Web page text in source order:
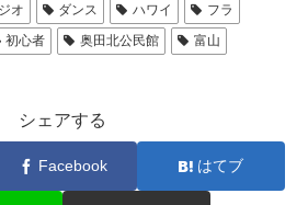
オ ダンス ハワイ
フラ
初心者 奥田北公民館
富山
シェアする
Facebook はてブ